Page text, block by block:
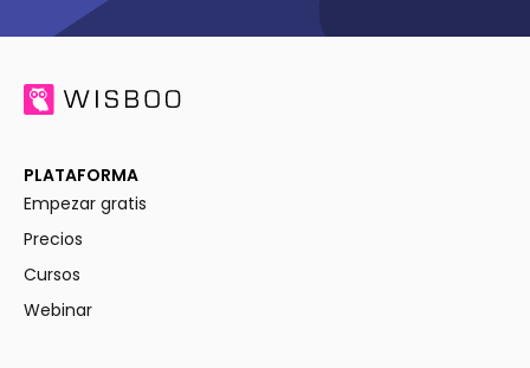
PLATAFORMA
Empezar gratis
Precios
Cursos
Webinar